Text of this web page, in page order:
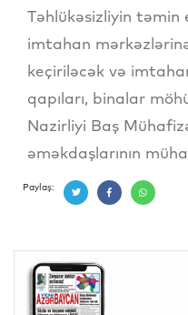
Təhlükəsizliyin təmin
imtahan
keçiriləcək və
qapıları, binalar
Nazirliyi Baş
əməkdaşlarının
Paylaş: